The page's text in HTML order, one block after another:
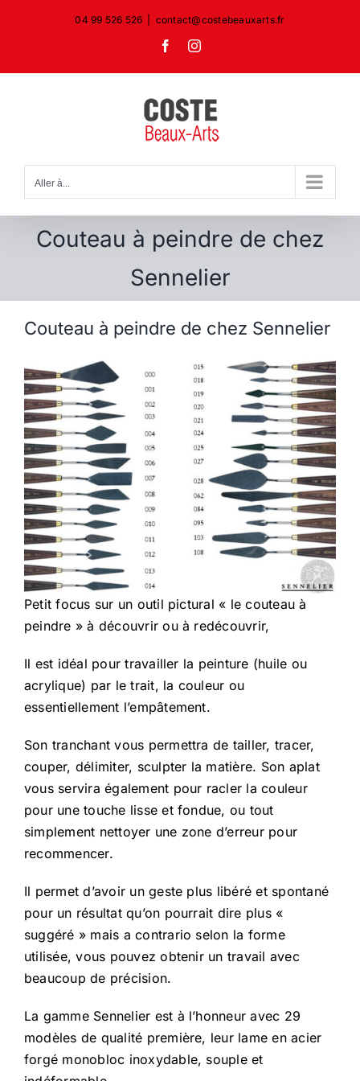
04 99 526 526 contact@costebeauxarts.fr
FacebookInstagram
Aller à...
Couteau à peindre de chez
Sennelier
Couteau à peindre de chez Sennelier
Petit focus sur un outil pictural « le couteau à
peindre » à découvrir ou à redécouvrir,
Il est idéal pour travailler la peinture (huile ou
acrylique) par le trait, la couleur ou
essentiellement l’empâtement.
Son tranchant vous permettra de tailler, tracer,
couper, délimiter, sculpter la matière. Son aplat
vous servira également pour racler la couleur
pour une touche lisse et fondue, ou tout
simplement nettoyer une zone d’erreur pour
recommencer.
Il permet d’avoir un geste plus libéré et spontané
pour un résultat qu’on pourrait dire plus «
suggéré » mais a contrario selon la forme
utilisée, vous pouvez obtenir un travail avec
beaucoup de précision.
La gamme Sennelier est à l’honneur avec 29
modèles de qualité première, leur lame en acier
forgé monobloc inoxydable, souple et